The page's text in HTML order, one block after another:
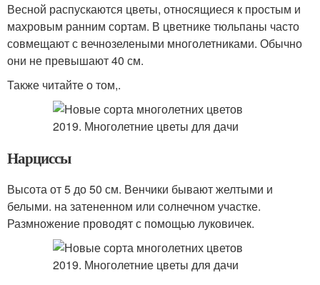
Весной распускаются цветы, относящиеся к простым и
махровым ранним сортам. В цветнике тюльпаны часто
совмещают с вечнозелеными многолетниками. Обычно
они не превышают 40 см.
Также читайте о том,.
Нарциссы
Высота от 5 до 50 см. Венчики бывают желтыми и
белыми. на затененном или солнечном участке.
Размножение проводят с помощью луковичек.